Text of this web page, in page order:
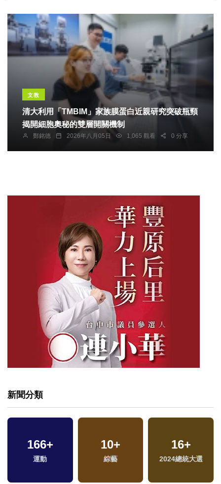
文教
清大利用「TMBIM」家族膜蛋白近親研究突破瓶頸
揭開細胞奧秘的雙層開關機制
鄭銘德 2026年八月05日 1,065 觀看 0 分享
新聞分類
166+
運動
10+
綜藝
16+
2024總統大選